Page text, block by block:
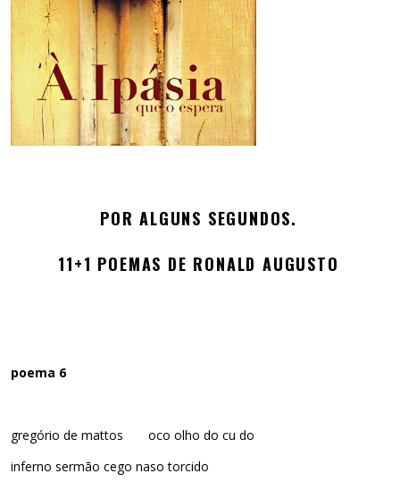
POR ALGUNS SEGUNDOS.
11+1 POEMAS DE RONALD AUGUSTO
poema 6
gregório de mattos oco olho do cu do
inferno sermão cego naso torcido